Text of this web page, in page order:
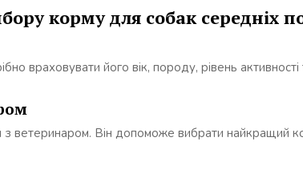
корму для собак середніх
враховувати його вік, породу, рівень
ветеринаром. Він допоможе вибрати найкращий